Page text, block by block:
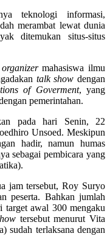
teknologi informasi,
merambat lewat dunia
ditemukan situs-situs
mahasiswa ilmu
talk show dengan
of Goverment, yang
pemerintahan.
pada hari Senin, 22
Unsoed. Meskipun
hadir, namun humas
sebagai pembicara yang
jam tersebut, Roy Suryo
peserta. Bahkan jumlah
target awal 300 mengaku
tersebut menurut Vita
sudah terlaksana dengan